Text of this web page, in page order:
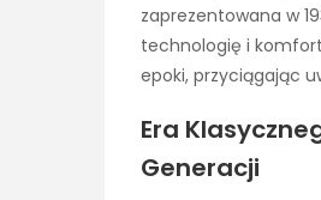
zaprezentowana w
technologię i
epoki, przyciągając
Era
Generacji